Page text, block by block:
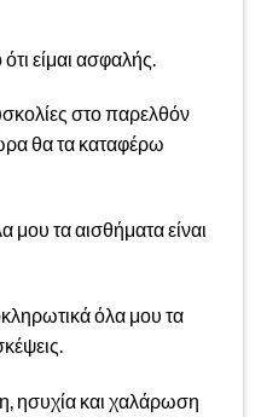
είμαι ασφαλής.
στο παρελθόν
θα τα καταφέρω
μου τα αισθήματα είναι
όλα μου τα
ησυχία και χαλάρωση